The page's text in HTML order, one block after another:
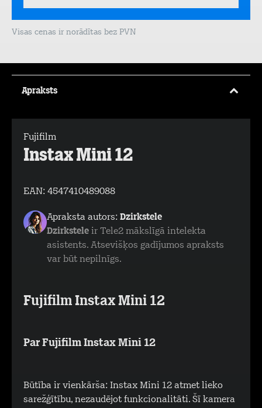
Visas cenas ir norādītas bez PVN
Apraksts
Fujifilm
Instax Mini 12
EAN: 4547410489088
Apraksta autors: Dzirkstele
Dzirkstele ir Tele2 mākslīgā intelekta
asistents. Atsevišķos gadījumos apraksts
var būt nepilnīgs.
Fujifilm Instax Mini 12
Par Fujifilm Instax Mini 12
Būtība ir vienkārša: Instax Mini 12 atmet lieko
sarežģītību, nezaudējot funkcionalitāti. Šī kamera